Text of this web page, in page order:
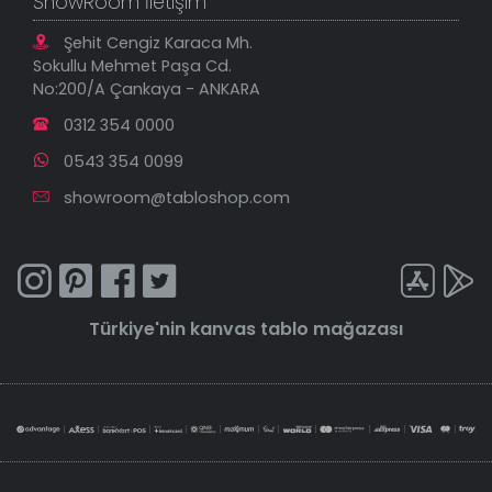
Şehit Cengiz Karaca Mh.
Sokullu Mehmet Paşa Cd.
No:200/A Çankaya - ANKARA
0312 354 0000
0543 354 0099
showroom@tabloshop.com
Türkiye'nin kanvas tablo mağazası